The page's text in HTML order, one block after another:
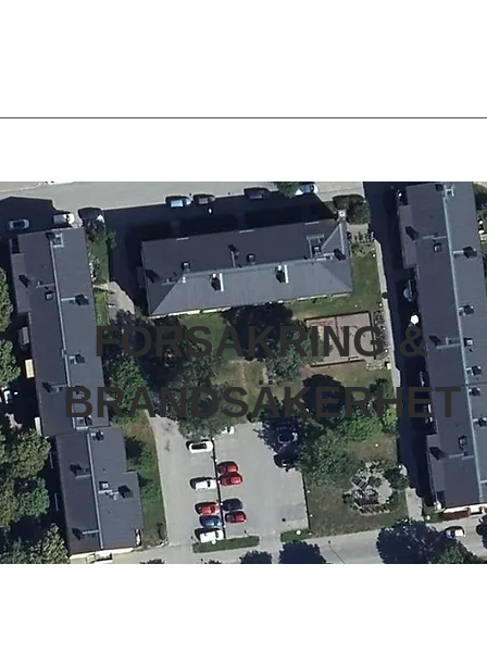
FÖRSÄKRING &
BRANDSÄKERHET